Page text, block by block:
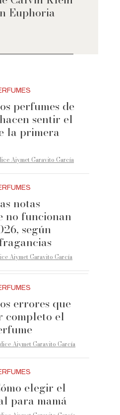
Euphoria
perfumes de
sentir el
la primera
Aiymet Garavito García
notas
no funcionan
según
Aiymet Garavito García
errores que
completo el
Aiymet Garavito García
elegir el
para mamá